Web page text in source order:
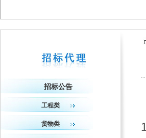
招标公告
工程类
货物类